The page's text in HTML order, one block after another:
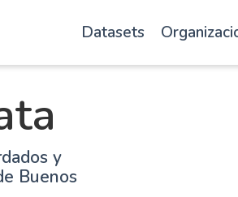
Datasets
y
Buenos